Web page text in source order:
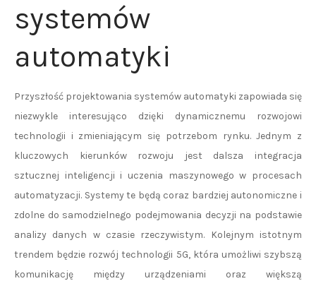
systemów
automatyki
Przyszłość projektowania systemów automatyki zapowiada się
niezwykle interesująco dzięki dynamicznemu rozwojowi
technologii i zmieniającym się potrzebom rynku. Jednym z
kluczowych kierunków rozwoju jest dalsza integracja
sztucznej inteligencji i uczenia maszynowego w procesach
automatyzacji. Systemy te będą coraz bardziej autonomiczne i
zdolne do samodzielnego podejmowania decyzji na podstawie
analizy danych w czasie rzeczywistym. Kolejnym istotnym
trendem będzie rozwój technologii 5G, która umożliwi szybszą
komunikację między urządzeniami oraz większą